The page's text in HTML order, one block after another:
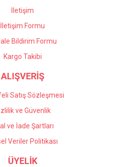
Gönder
İletişim
İletişim Formu
Bildirim Formu
Kargo Takibi
ALIŞVERİŞ
Satış Sözleşmesi
ve Güvenlik
ve İade Şartları
Veriler Politikası
ÜYELİK